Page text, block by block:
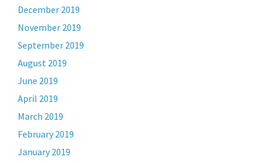
December 2019
November 2019
September 2019
August 2019
June 2019
April 2019
March 2019
February 2019
January 2019